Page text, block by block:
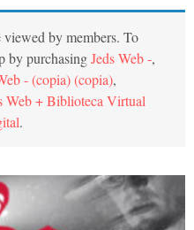
by members. To
by purchasingJeds Web -,
- (copia) (copia),
Web + Biblioteca Virtual
.